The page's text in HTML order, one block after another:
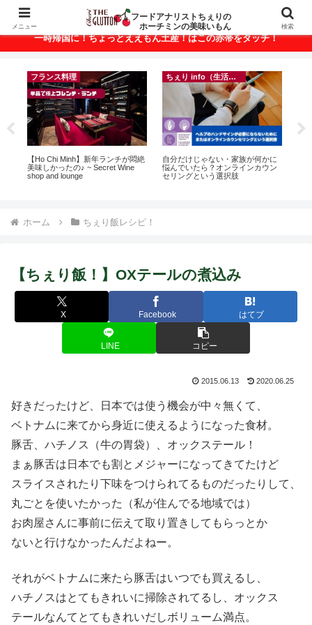
ベトナム・ホーチミンの美味いもんが満載！
一時帰国に！ちょっとええもん土産！はこの赤帯をタッチ！
フランス料理
【Ho Chi Minh】新年ランチが悶絶
美味しかったの♪ ~ Secret Wine
shop and lounge
ちぇり info（生活情報）
自分だけじゃない・家族が何かに
悩んでいたら？オンラインカウン
セリングという選択肢
ホーム ちぇり飯レシピ！
【ちぇり飯！】OXテールの煮込み
X Facebook はてブ
LINE コピー
2015.06.13 2020.06.25
好きだったけど、日本では使う機会が中々無くて、
ベトナムに来てから身近に使えるようになった食材。
豚舌、ハチノス（牛の胃袋）、オックステール！
まぁ豚舌は日本でも割とメジャーになってきてたけど
スライスされたり下味をつけられてるものだったりして、
丸ごとを使いたかった（私が住んでる地域では）
お肉屋さんに事前に伝えて取り置きしてもらっとか
ないと行けなかったんだよねー。
それがベトナムに来たら豚舌はいつでも買えるし、
ハチノスはとてもきれいに掃除されてるし、オックス
テールなんてとてもきれいだしボリューム満点。
メニュー
フードアナリストちぇりの
ホーチミンの美味いもん
検索